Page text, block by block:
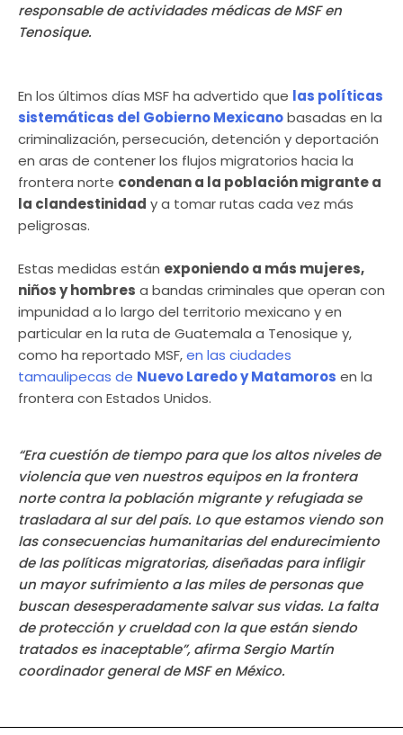
responsable de actividades médicas de MSF en
Tenosique.
En los últimos días MSF ha advertido que las políticas
sistemáticas del Gobierno Mexicanobasadas en la
criminalización, persecución, detención y deportación
en aras de contener los flujos migratorios hacia la
frontera norte condenan a la población migrante a
la clandestinidad y a tomar rutas cada vez más
peligrosas.
Estas medidas están exponiendo a más mujeres,
niños y hombres a bandas criminales que operan con
impunidad a lo largo del territorio mexicano y en
particular en la ruta de Guatemala a Tenosique y,
como ha reportado MSF,en las ciudades
tamaulipecas de Nuevo Laredo y Matamoros en la
frontera con Estados Unidos.
“Era cuestión de tiempo para que los altos niveles de
violencia que ven nuestros equipos en la frontera
norte contra la población migrante y refugiada se
trasladara al sur del país. Lo que estamos viendo son
las consecuencias humanitarias del endurecimiento
de las políticas migratorias, diseñadas para infligir
un mayor sufrimiento a las miles de personas que
buscan desesperadamente salvar sus vidas. La falta
de protección y crueldad con la que están siendo
tratados es inaceptable”, afirma Sergio Martín
coordinador general de MSF en México.